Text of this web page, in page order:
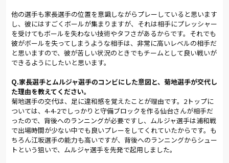
他の選手も家長選手の位置を意識しながらプレーしていると思います
し、彼にはすごくボールが集まりますが、それは相手にプレッシャー
を受けてもボールを失わない技術やタフさがあるからです。それでも
彼がボールを失ってしまうような相手は、非常に高いレベルの相手だ
と思いますので、彼が苦しい状況のときでもチームとして良い戦いが
できるようにしたいと思います。
Q.家長選手とムルジャ選手のコンビにした意図と、菊地選手が交代し
た理由を教えてください。
菊地選手の交代は、足に違和感を覚えたことが理由です。2トップに
ついては、4-4-2でしっかりと守備ブロックを作る仙台さんが相手だ
ったので、背後へのランニングが必要ですし、ムルジャ選手は浦和戦
で出場時間が少ない中でも良いプレーをしてくれていたからです。も
ちろん江坂選手の能力も高いですが、背後へのランニングからシュー
トという狙いで、ムルジャ選手を先発で起用しました。